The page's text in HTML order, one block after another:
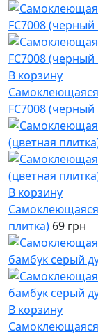
В корзину
FC7008
В корзину
плитка) 69 грн
В корзину